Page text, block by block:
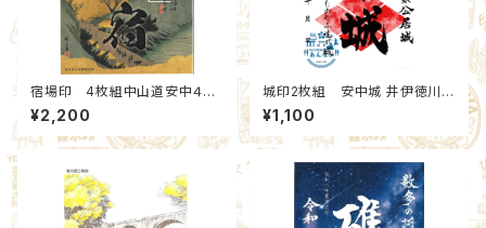
宿場印 4枚組中山道安中４宿
場 Cセット：北群馬甲冑工房×
安中市観光機構
¥2,200
城印2枚組 安中城 井伊徳川・
武田安中氏 通常版セット(1,3)：
北群馬甲冑工房【群雄印】×安中
市観光機構
¥1,100